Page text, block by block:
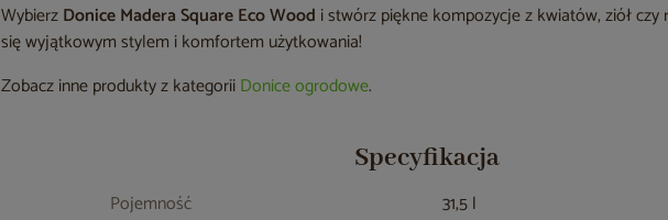
WybierzDonice Madera Square Eco Wood i stwórz piękne kompozycje z kwiatów, ziół czy
się wyjątkowym stylem i komfortem użytkowania!
Zobacz inne produkty z kategoriiDonice ogrodowe.
Specyfikacja
Pojemność
31,5 l